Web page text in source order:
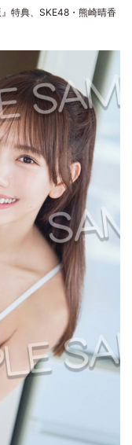
特典、SKE48・熊崎晴香